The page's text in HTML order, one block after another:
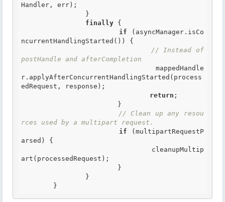
Handler, err);
finally {
if (asyncManager.isCo
ncurrentHandlingStarted()) {
// Instead of
postHandle and afterCompletion
r.applyAfterConcurrentHandlingStarted(process
edRequest, response);
return ;
// Clean up any resou
rces used by a multipart request.
if (multipartRequestP
arsed) {
art(processedRequest);
	}